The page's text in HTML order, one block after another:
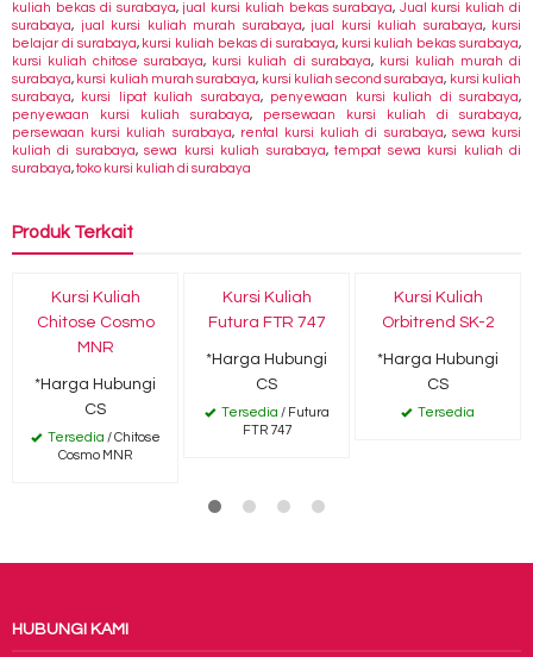
kuliah bekas di surabaya, jual kursi kuliah bekas surabaya, Jual kursi kuliah di
surabaya, jual kursi kuliah murah surabaya, jual kursi kuliah surabaya,
kursi
belajar di surabaya, kursi kuliah bekas di surabaya, kursi kuliah bekas surabaya,
kursi kuliah chitose surabaya, kursi kuliah di surabaya,
kursi kuliah murah di
surabaya, kursi kuliah murah surabaya, kursi kuliah second surabaya, kursi kuliah
surabaya, kursi lipat kuliah surabaya, penyewaan kursi kuliah di surabaya,
penyewaan kursi kuliah surabaya, persewaan kursi kuliah di surabaya,
persewaan kursi kuliah surabaya, rental kursi kuliah di surabaya, sewa kursi
kuliah di surabaya,sewa kursi kuliah surabaya,tempat sewa kursi kuliah di
surabaya,toko kursi kuliah di surabaya
Produk Terkait
Kursi Kuliah
Chitose Cosmo
MNR
*Harga Hubungi
CS
Tersedia / Chitose
Cosmo MNR
Kursi Kuliah
Futura FTR 747
*Harga Hubungi
CS
Tersedia / Futura
FTR 747
Kursi Kuliah
Orbitrend SK-2
*Harga Hubungi
CS
Tersedia
HUBUNGI KAMI